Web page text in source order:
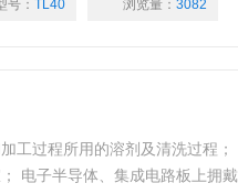
号： TL40 浏览量： 3082
工过程所用的溶剂及清洗过程；
电子半导体、集成电路板上拥戴